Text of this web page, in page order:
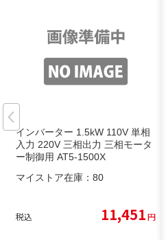
インバーター 1.5kW 110V 単相
入力 220V 三相出力 三相モータ
ー制御用 AT5-1500X
マイストア在庫： 80
税込 11,451円